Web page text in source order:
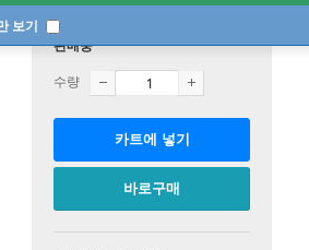
보기
판매중
수량
카트에 넣기
바로구매